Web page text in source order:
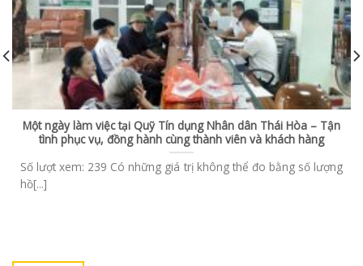
Một ngày làm việc tại Quỹ Tín dụng Nhân dân Thái Hòa – Tận
tình phục vụ, đồng hành cùng thành viên và khách hàng
Số lượt xem: 239 Có những giá trị không thể đo bằng số lượng
hồ[...]